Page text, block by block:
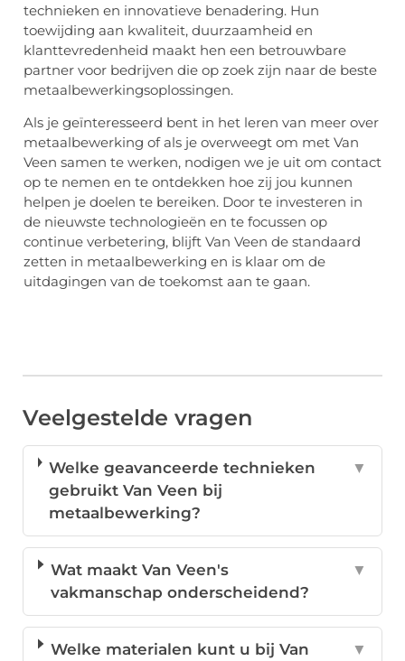
technieken en innovatieve benadering. Hun
toewijding aan kwaliteit, duurzaamheid en
klanttevredenheid maakt hen een betrouwbare
partner voor bedrijven die op zoek zijn naar de beste
metaalbewerkingsoplossingen.
Als je geïnteresseerd bent in het leren van meer over
metaalbewerking of als je overweegt om met Van
Veen samen te werken, nodigen we je uit om contact
op te nemen en te ontdekken hoe zij jou kunnen
helpen je doelen te bereiken. Door te investeren in
de nieuwste technologieën en te focussen op
continue verbetering, blijft Van Veen de standaard
zetten in metaalbewerking en is klaar om de
uitdagingen van de toekomst aan te gaan.
Veelgestelde vragen
Welke geavanceerde technieken
gebruikt Van Veen bij
metaalbewerking?
▼
Wat maakt Van Veen's
vakmanschap onderscheidend?
▼
Welke materialen kunt u bij Van
▼